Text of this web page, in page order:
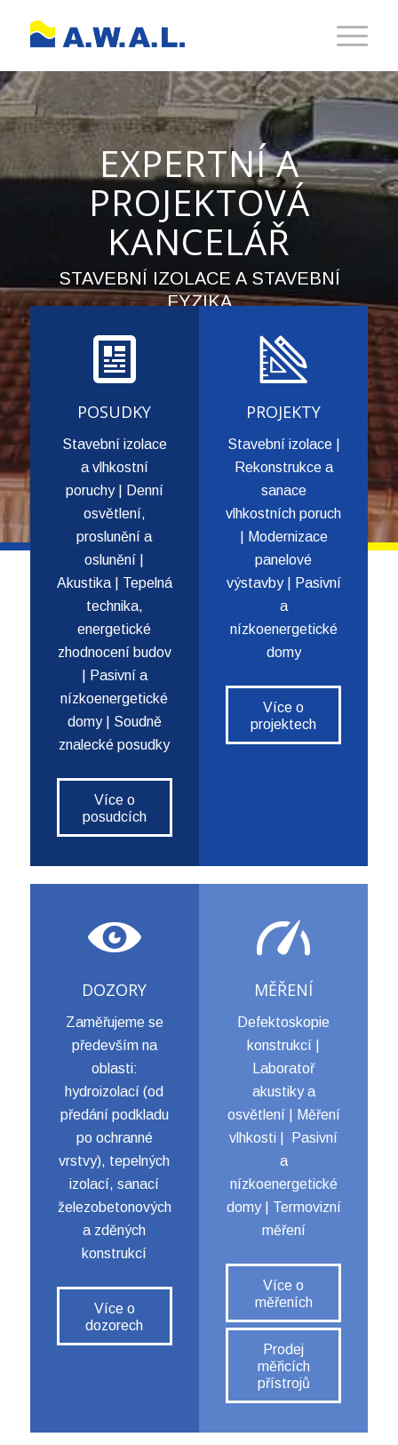
EXPERTNÍ A
PROJEKTOVÁ
KANCELÁŘ
STAVEBNÍ IZOLACE A STAVEBNÍ
FYZIKA
POSUDKY
Stavební izolace
a vlhkostní
poruchy | Denní
osvětlení,
proslunění a
oslunění |
Akustika | Tepelná
technika,
energetické
zhodnocení budov
| Pasivní a
nízkoenergetické
domy | Soudně
znalecké posudky
Více o
posudcích
PROJEKTY
Stavební izolace |
Rekonstrukce a
sanace
vlhkostních poruch
| Modernizace
panelové
výstavby | Pasivní
a
nízkoenergetické
domy
Více o
projektech
DOZORY
Zaměřujeme se
především na
oblasti:
hydroizolací (od
předání podkladu
po ochranné
vrstvy), tepelných
izolací, sanací
železobetonových
a zděných
konstrukcí
Více o
dozorech
MĚŘENÍ
Defektoskopie
konstrukcí |
Laboratoř
akustiky a
osvětlení | Měření
vlhkosti | Pasivní
a
nízkoenergetické
domy | Termovizní
měření
Více o
měřeních
Prodej
měřicích
přístrojů